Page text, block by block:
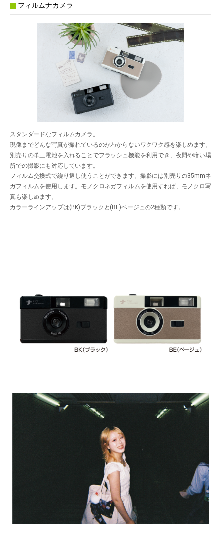
フィルムナカメラ
スタンダードなフィルムカメラ。
現像までどんな写真が撮れているのかわからないワクワク感を楽しめます。
別売りの単三電池を入れることでフラッシュ機能を利用でき、夜間や暗い場
所での撮影にも対応しています。
フィルム交換式で繰り返し使うことができます。撮影には別売りの35mmネ
ガフィルムを使用します。モノクロネガフィルムを使用すれば、モノクロ写
真も楽しめます。
カラーラインアップは(BK)ブラックと(BE)ベージュの2種類です。